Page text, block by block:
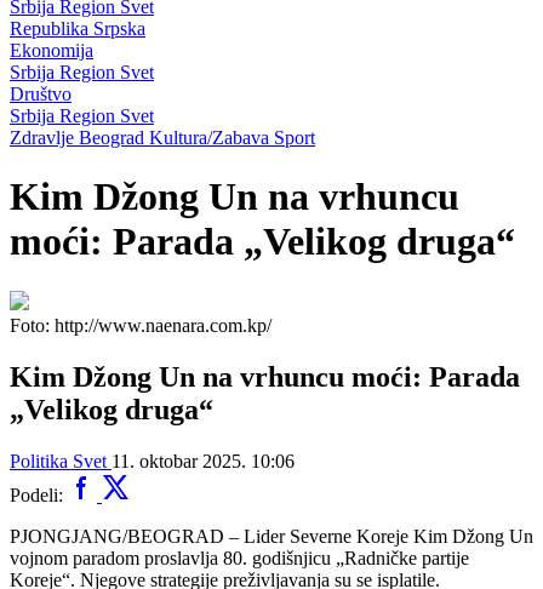
Srbija Region Svet
Republika Srpska
Ekonomija
Srbija Region Svet
Društvo
Srbija Region Svet
Zdravlje Beograd Kultura/Zabava Sport
Kim Džong Un na vrhuncu
moći: Parada „Velikog druga“
Foto: http://www.naenara.com.kp/
Kim Džong Un na vrhuncu moći: Parada
„Velikog druga“
Politika Svet 11. oktobar 2025. 10:06
Podeli:
PJONGJANG/BEOGRAD – Lider Severne Koreje Kim Džong Un
vojnom paradom proslavlja 80. godišnjicu „Radničke partije
Koreje“. Njegove strategije preživljavanja su se isplatile.